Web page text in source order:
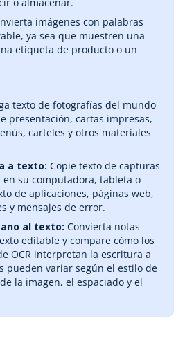
imágenes con palabras
ya sea que muestren una
etiqueta de producto o un
texto de fotografías del mundo
presentación, cartas impresas,
carteles y otros materiales
a texto: Copie texto de capturas
su computadora, tableta o
de aplicaciones, páginas web,
y mensajes de error.
al texto: Convierta notas
editable y compare cómo los
OCR interpretan la escritura a
pueden variar según el estilo de
la imagen, el espaciado y el